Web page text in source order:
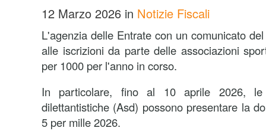
12 Marzo 2026 in Notizie Fiscali
L'agenzia delle Entrate con un comunicato
alle iscrizioni da parte delle associazioni
per 1000 per l'anno in corso.
In particolare, fino al 10 aprile 2026, le
dilettantistiche (Asd) possono presentare la
5 per mille 2026.